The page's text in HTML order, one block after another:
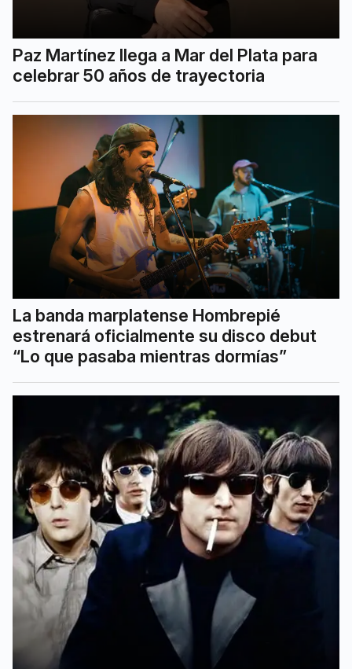
Paz Martínez llega a Mar del Plata para
celebrar 50 años de trayectoria
La banda marplatense Hombrepié
estrenará oficialmente su disco debut
“Lo que pasaba mientras dormías”